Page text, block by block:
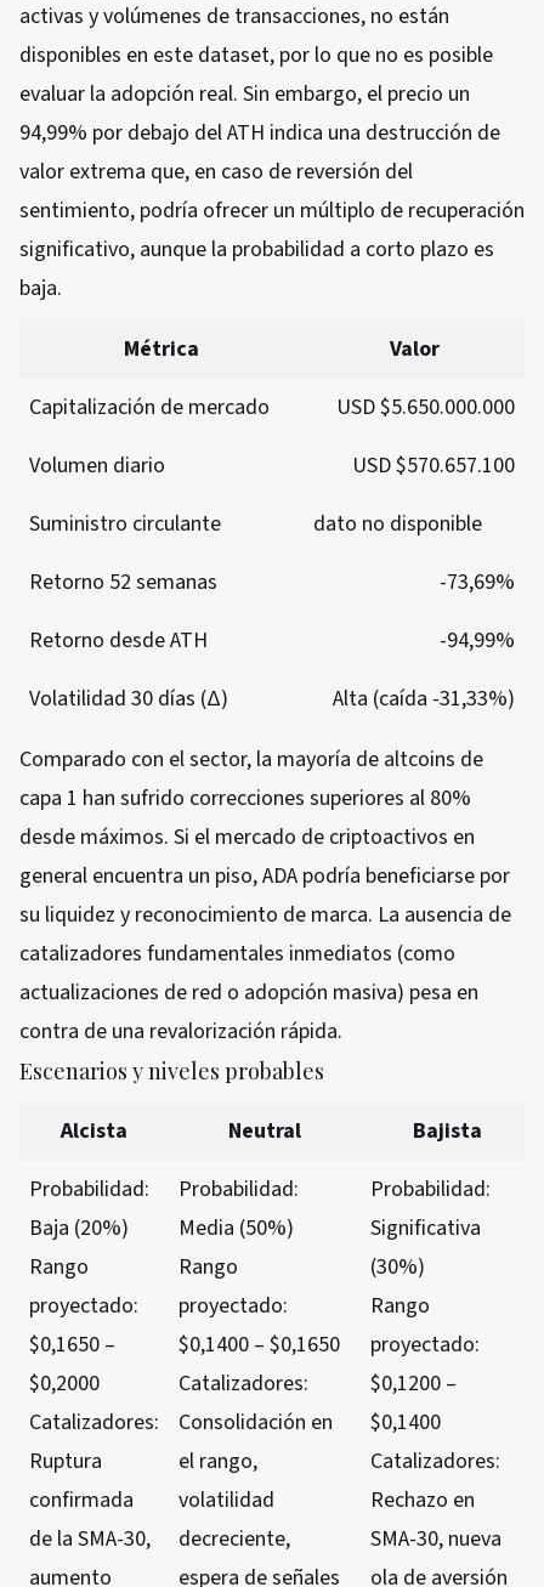
activas y volúmenes de transacciones, no están
disponibles en este dataset, por lo que no es posible
evaluar la adopción real. Sin embargo, el precio un
94,99% por debajo del ATH indica una destrucción de
valor extrema que, en caso de reversión del
sentimiento, podría ofrecer un múltiplo de recuperación
significativo, aunque la probabilidad a corto plazo es
baja.
Métrica
Valor
Capitalización de mercado
USD $5.650.000.000
Volumen diario
USD $570.657.100
Suministro circulante
dato no disponible
Retorno 52 semanas
-73,69%
Retorno desde ATH
-94,99%
Volatilidad 30 días (Δ)
Alta (caída -31,33%)
Comparado con el sector, la mayoría de altcoins de
capa 1 han sufrido correcciones superiores al 80%
desde máximos. Si el mercado de criptoactivos en
general encuentra un piso, ADA podría beneficiarse por
su liquidez y reconocimiento de marca. La ausencia de
catalizadores fundamentales inmediatos (como
actualizaciones de red o adopción masiva) pesa en
contra de una revalorización rápida.
Escenarios y niveles probables
Alcista Neutral
Bajista
Probabilidad:
Baja (20%)
Rango
proyectado:
$0,1650 –
$0,2000
Catalizadores:
Ruptura
confirmada
de la SMA-30,
aumento
Probabilidad:
Media (50%)
Rango
proyectado:
$0,1400 – $0,1650
Catalizadores:
Consolidación en
el rango,
volatilidad
decreciente,
espera de señales
Probabilidad:
Significativa
(30%)
Rango
proyectado:
$0,1200 –
$0,1400
Catalizadores:
Rechazo en
SMA-30, nueva
ola de aversión